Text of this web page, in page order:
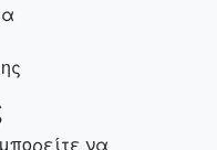
να